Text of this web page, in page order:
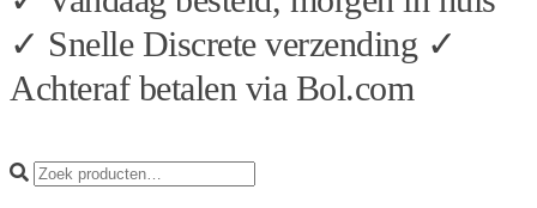
✓ Snelle Discrete verzending ✓
Achteraf betalen via Bol.com